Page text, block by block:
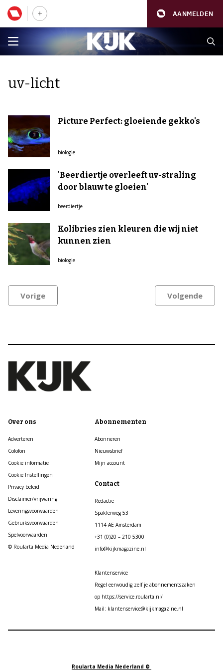
AANMELDEN
uv-licht
Picture Perfect: gloeiende gekko's
biologie
'Beerdiertje overleeft uv-straling
door blauw te gloeien'
beerdiertje
Kolibries zien kleuren die wij niet
kunnen zien
biologie
Vorige Volgende
Over ons
Adverteren
Colofon
Cookie informatie
Cookie Instellingen
Privacy beleid
Disclaimer/vrijwaring
Leveringsvoorwaarden
Gebruiksvoorwaarden
Spelvoorwaarden
© Roularta Media Nederland
Abonnementen
Abonneren
Nieuwsbrief
Mijn account
Contact
Redactie
Spaklerweg 53
1114 AE Amsterdam
+31 (0)20 – 210 5300
info@kijkmagazine.nl
Klantenservice
Regel eenvoudig zelf je abonnementszaken
op https://service.roularta.nl/
Mail: klantenservice@kijkmagazine.nl
Roularta Media Nederland ©